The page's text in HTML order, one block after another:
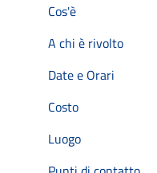
Cos'è
A chi è rivolto
Date e Orari
Costo
Luogo